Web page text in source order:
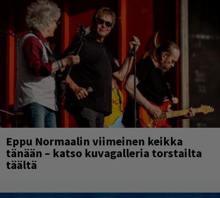
Eppu Normaalin viimeinen keikka
tänään – katso kuvagalleria torstailta
täältä